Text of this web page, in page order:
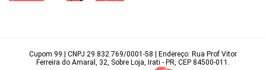
Cupom 99 | CNPJ 29.832.769/0001-58 | Endereço: Rua Prof Vitor
Ferreira do Amaral, 32, Sobre Loja, Irati - PR, CEP 84500-011.